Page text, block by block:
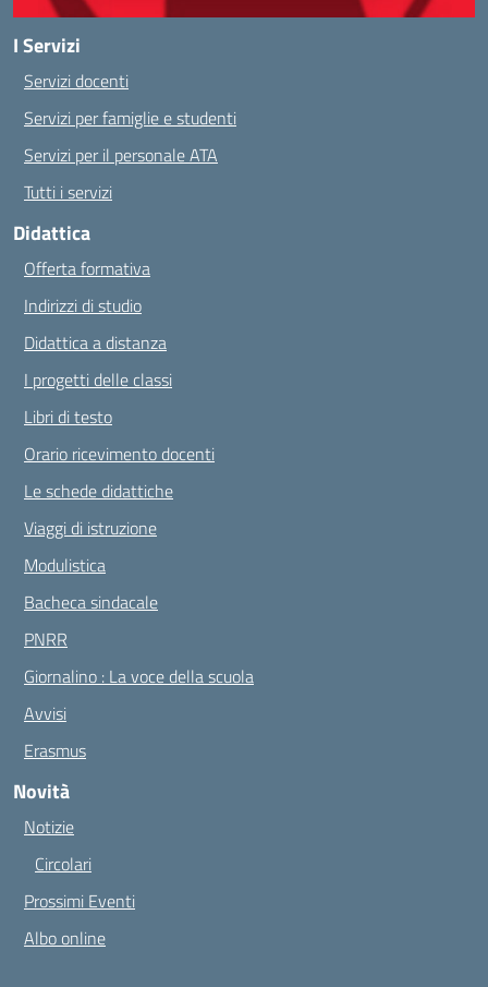
I Servizi
Servizi docenti
Servizi per famiglie e studenti
Servizi per il personale ATA
Tutti i servizi
Didattica
Offerta formativa
Indirizzi di studio
Didattica a distanza
I progetti delle classi
Libri di testo
Orario ricevimento docenti
Le schede didattiche
Viaggi di istruzione
Modulistica
Bacheca sindacale
PNRR
Giornalino : La voce della scuola
Avvisi
Erasmus
Novità
Notizie
Circolari
Prossimi Eventi
Albo online